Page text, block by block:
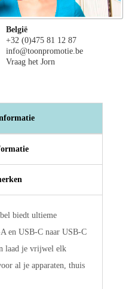
België
+32 (0)475 81 12 87
info@toonpromotie.be
Vraag het Jorn
biedt ultieme
en USB-C naar USB-C
laad je vrijwel elk
al je apparaten, thuis